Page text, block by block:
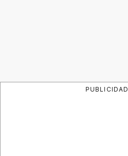
PUBLICIDAD